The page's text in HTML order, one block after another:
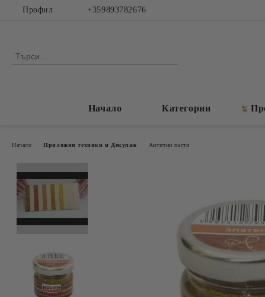
Профил +359893782676
Начало Категории
Начало Приложни техники и Декупаж Антични пасти